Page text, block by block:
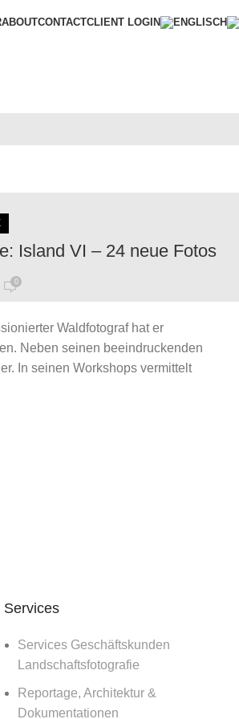
ABOUTCONTACTCLIENT LOGIN
Island VI – 24 neue Fotos
0
Island. Bemerkenswert - zumal das
Waldfotograf hat er
Neben seinen beeindruckenden
In seinen Workshops vermittelt
Services
Services Geschäftskunden
Landschaftsfotografie
Reportage, Architektur &
Dokumentationen